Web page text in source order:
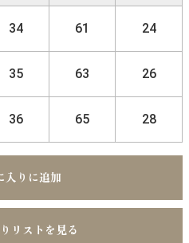
34 61 24
35 63 26
36 65 28
入りに追加
リストを見る